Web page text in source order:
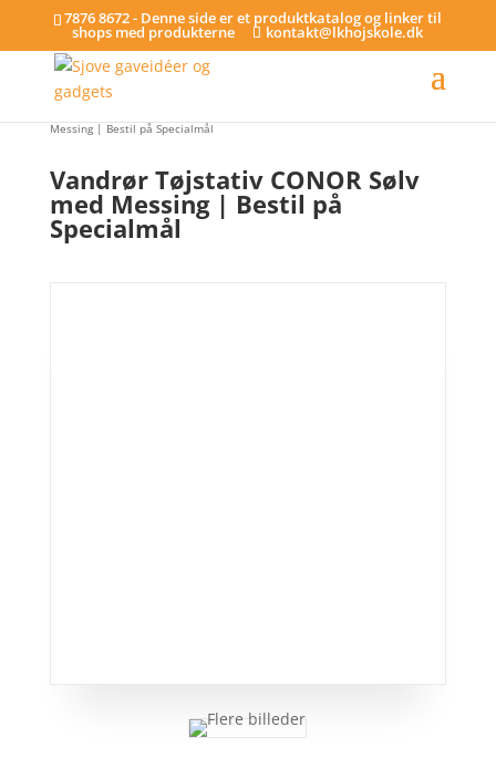
7876 8672 - Denne side er et produktkatalog og linker til
shops med produkterne kontakt@lkhojskole.dk
Messing | Bestil på Specialmål
Vandrør Tøjstativ CONOR Sølv
med Messing | Bestil på
Specialmål